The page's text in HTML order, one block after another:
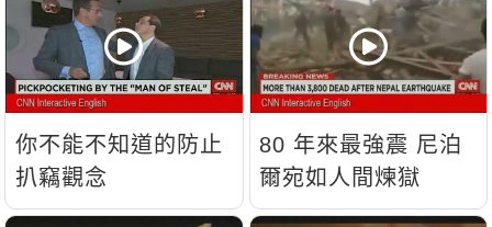
你不能不知道的防止
扒竊觀念
80 年來最強震 尼泊
爾宛如人間煉獄